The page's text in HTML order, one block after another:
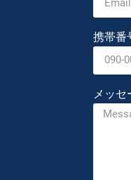
携帯番
メッセ